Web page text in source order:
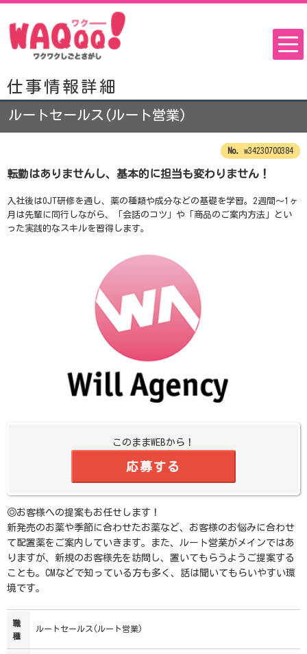
仕事情報詳細
ルートセールス(ルート営業)
w34230700384
転勤はありませんし、基本的に担当も変わりません！
入社後はOJT研修を通し、薬の種類や成分などの基礎を学習。2週間～1ヶ
月は先輩に同行しながら、「会話のコツ」や「商品のご案内方法」とい
った実践的なスキルを習得します。
このままWEBから！
応募する
◎お客様への提案もお任せします！
新発売のお薬や季節に合わせたお薬など、お客様のお悩みに合わせ
て配置薬をご案内していきます。また、ルート営業がメインではあ
りますが、新規のお客様先を訪問し、置いてもらうようご提案する
ことも。CMなどで知っている方も多く、話は聞いてもらいやすい環
境です。
職
種
ルートセールス(ルート営業)